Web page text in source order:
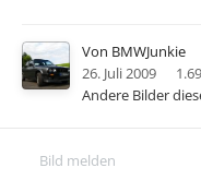
Von BMWJunkie
26. Juli 2009
Andere Bilder
Bild melden